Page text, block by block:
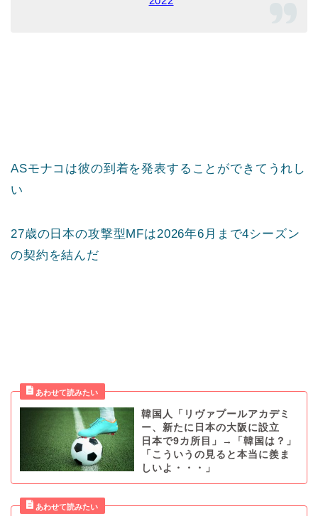
ASモナコは彼の到着を発表することができてうれし
い
27歳の日本の攻撃型MFは2026年6月まで4シーズン
の契約を結んだ
韓国人「リヴァプールアカデミ
ー、新たに日本の大阪に設立
日本で9カ所目」→「韓国は？」
「こういうの見ると本当に羨ま
しいよ・・・」